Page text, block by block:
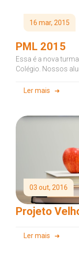
16 mar, 2015
PML 2015
Essa é a nova
Colégio. Nossos
Ler mais
03 out, 2016
Projeto
Ler mais